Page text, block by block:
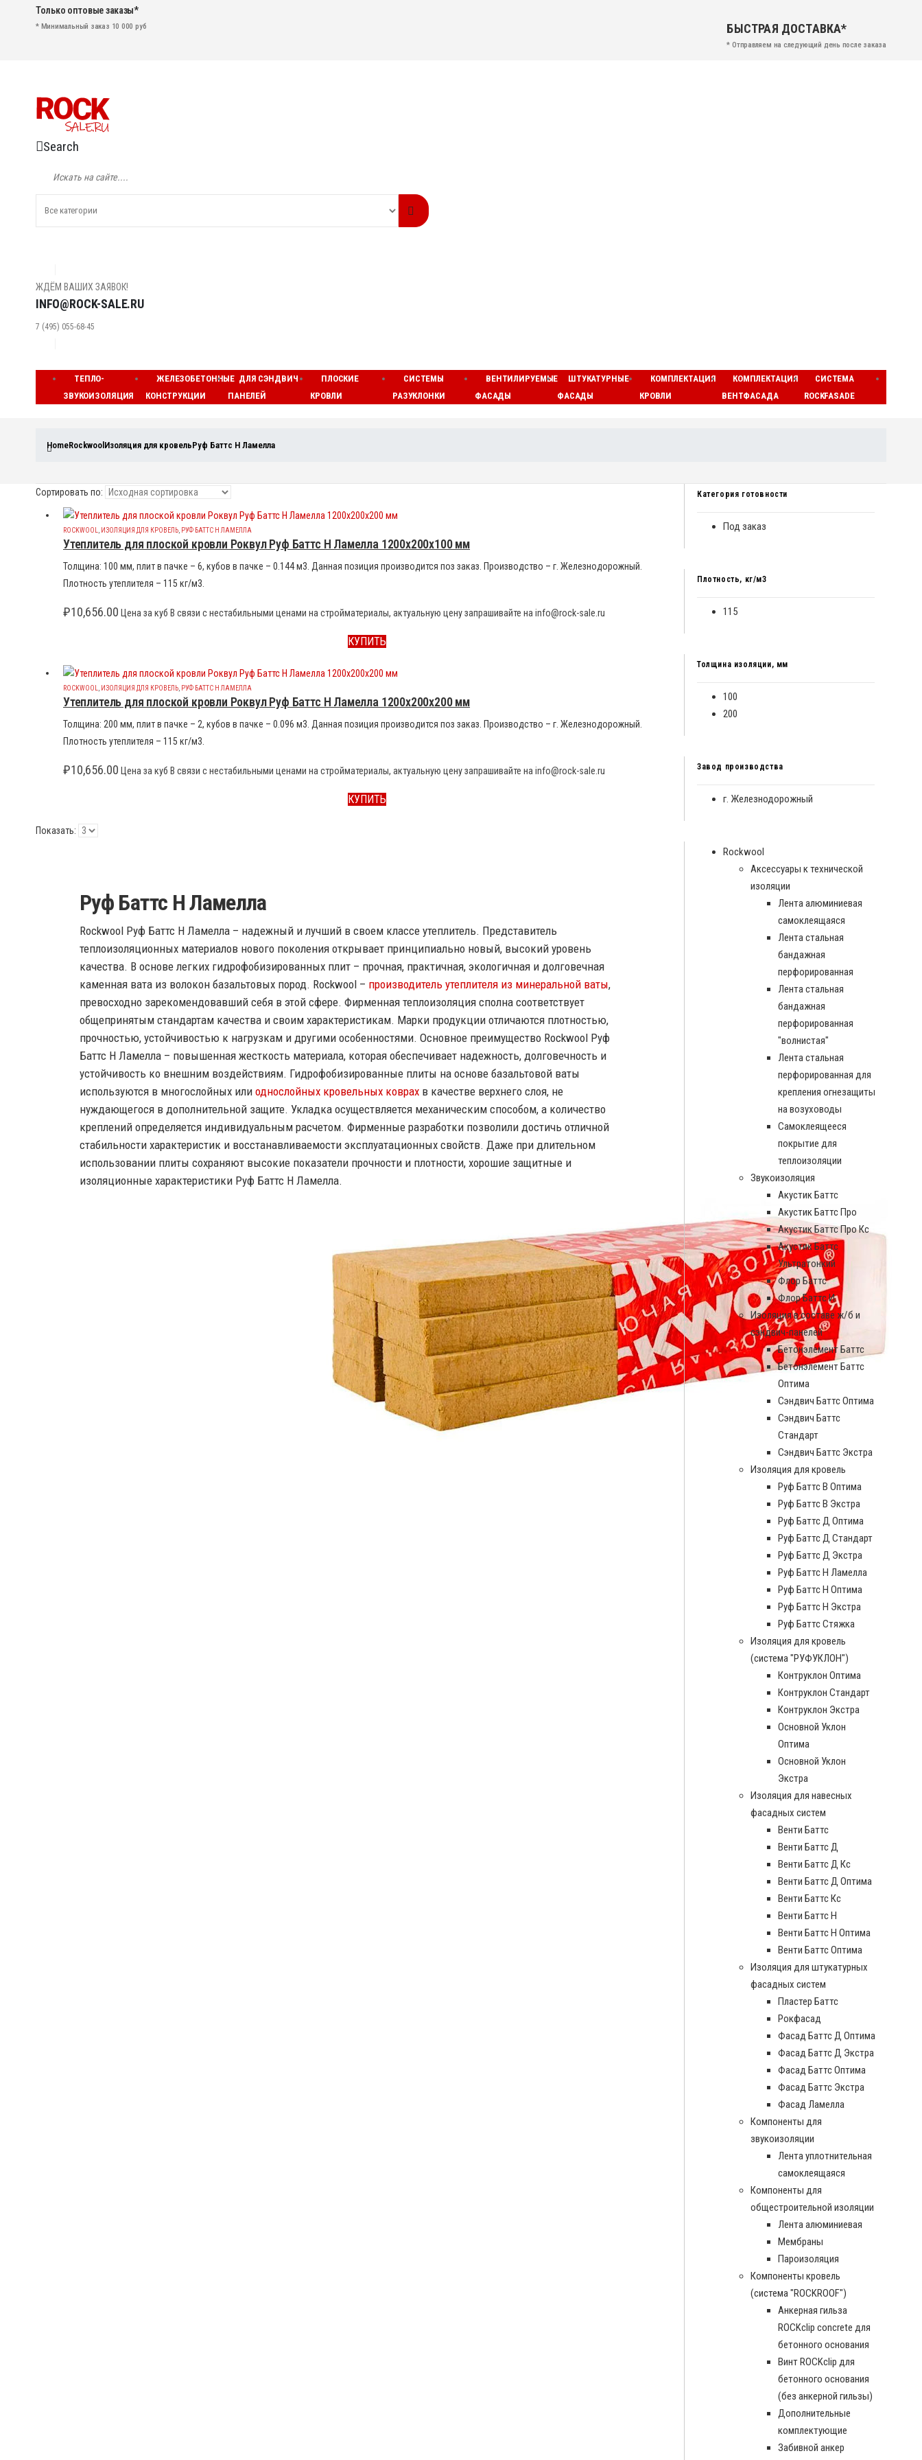
БЫСТРАЯ ДОСТАВКА*
* Отправляем на следующий день после заказа
Только оптовые заказы*
* Минимальный заказ 10 000 руб
Search
ЖДЁМ ВАШИХ ЗАЯВОК!
INFO@ROCK-SALE.RU
7 (495) 055-68-45
ТЕПЛО-
ЗВУКОИЗОЛЯЦИЯ
ЖЕЛЕЗОБЕТОННЫЕ
КОНСТРУКЦИИ
ДЛЯ СЭНДВИЧ
ПАНЕЛЕЙ
ПЛОСКИЕ
КРОВЛИ
СИСТЕМЫ
РАЗУКЛОНКИ
ВЕНТИЛИРУЕМЫЕ
ФАСАДЫ
ШТУКАТУРНЫЕ
ФАСАДЫ
КОМПЛЕКТАЦИЯ
КРОВЛИ
КОМПЛЕКТАЦИЯ
ВЕНТФАСАДА
СИСТЕМА
ROCKFASADE
HomeRockwool Изоляция для кровельРуф Баттс Н Ламелла
Сортировать по:
ROCKWOOL ИЗОЛЯЦИЯ ДЛЯ КРОВЕЛЬ РУФ БАТТС Н ЛАМЕЛЛА
Утеплитель для плоской кровли Роквул Руф Баттс Н Ламелла 1200x200x100 мм
Толщина: 100 мм, плит в пачке – 6, кубов в пачке – 0.144 м3. Данная позиция производится поз заказ. Производство – г. Железнодорожный.
Плотность утеплителя – 115 кг/м3.
₽10,656.00 Цена за куб В связи с нестабильными ценами на стройматериалы, актуальную цену запрашивайте на info@rock-sale.ru
КУПИТЬ
ROCKWOOL ИЗОЛЯЦИЯ ДЛЯ КРОВЕЛЬ РУФ БАТТС Н ЛАМЕЛЛА
Утеплитель для плоской кровли Роквул Руф Баттс Н Ламелла 1200x200x200 мм
Толщина: 200 мм, плит в пачке – 2, кубов в пачке – 0.096 м3. Данная позиция производится поз заказ. Производство – г. Железнодорожный.
Плотность утеплителя – 115 кг/м3.
₽10,656.00 Цена за куб В связи с нестабильными ценами на стройматериалы, актуальную цену запрашивайте на info@rock-sale.ru
КУПИТЬ
Показать:
Руф Баттс Н Ламелла
Rockwool Руф Баттс Н Ламелла – надежный и лучший в своем классе утеплитель. Представитель
теплоизоляционных материалов нового поколения открывает принципиально новый, высокий уровень
качества. В основе легких гидрофобизированных плит – прочная, практичная, экологичная и долговечная
каменная вата из волокон базальтовых пород. Rockwool – производитель утеплителя из минеральной ваты,
превосходно зарекомендовавший себя в этой сфере. Фирменная теплоизоляция сполна соответствует
общепринятым стандартам качества и своим характеристикам. Марки продукции отличаются плотностью,
прочностью, устойчивостью к нагрузкам и другими особенностями. Основное преимущество Rockwool Руф
Баттс Н Ламелла – повышенная жесткость материала, которая обеспечивает надежность, долговечность и
устойчивость ко внешним воздействиям. Гидрофобизированные плиты на основе базальтовой ваты
используются в многослойных или однослойных кровельных коврах в качестве верхнего слоя, не
нуждающегося в дополнительной защите. Укладка осуществляется механическим способом, а количество
креплений определяется индивидуальным расчетом. Фирменные разработки позволили достичь отличной
стабильности характеристик и восстанавливаемости эксплуатационных свойств. Даже при длительном
использовании плиты сохраняют высокие показатели прочности и плотности, хорошие защитные и
изоляционные характеристики Руф Баттс Н Ламелла.
Категория готовности
Под заказ
Плотность, кг/м3
115
Толщина изоляции, мм
100
200
Завод производства
г. Железнодорожный
Rockwool
Аксессуары к технической
изоляции
Лента алюминиевая
самоклеящаяся
Лента стальная
бандажная
перфорированная
Лента стальная
бандажная
перфорированная
"волнистая"
Лента стальная
перфорированная для
крепления огнезащиты
на возуховоды
Самоклеящееся
покрытие для
теплоизоляции
Звукоизоляция
Акустик Баттс
Акустик Баттс Про
Акустик Баттс Про Кс
Акустик Баттс
Ультратонкий
Флор Баттс
Флор Баттс И
Изоляция в составе ж/б и
сэндвич-панелей
Бетонэлемент Баттс
Бетонэлемент Баттс
Оптима
Сэндвич Баттс Оптима
Сэндвич Баттс
Стандарт
Сэндвич Баттс Экстра
Изоляция для кровель
Руф Баттс В Оптима
Руф Баттс В Экстра
Руф Баттс Д Оптима
Руф Баттс Д Стандарт
Руф Баттс Д Экстра
Руф Баттс Н Ламелла
Руф Баттс Н Оптима
Руф Баттс Н Экстра
Руф Баттс Стяжка
Изоляция для кровель
(система "РУФУКЛОН")
Контруклон Оптима
Контруклон Стандарт
Контруклон Экстра
Основной Уклон
Оптима
Основной Уклон
Экстра
Изоляция для навесных
фасадных систем
Венти Баттс
Венти Баттс Д
Венти Баттс Д Кс
Венти Баттс Д Оптима
Венти Баттс Кс
Венти Баттс Н
Венти Баттс Н Оптима
Венти Баттс Оптима
Изоляция для штукатурных
фасадных систем
Пластер Баттс
Рокфасад
Фасад Баттс Д Оптима
Фасад Баттс Д Экстра
Фасад Баттс Оптима
Фасад Баттс Экстра
Фасад Ламелла
Компоненты для
звукоизоляции
Лента уплотнительная
самоклеящаяся
Компоненты для
общестроительной изоляции
Лента алюминиевая
Мембраны
Пароизоляция
Компоненты кровель
(система "ROCKROOF")
Анкерная гильза
ROCKclip concrete для
бетонного основания
Винт ROCKclip для
бетонного основания
(без анкерной гильзы)
Дополнительные
комплектующие
Забивной анкер